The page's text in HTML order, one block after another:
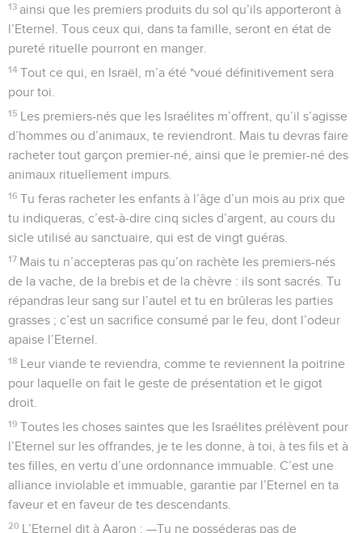
13 ainsi que les premiers produits du sol qu’ils apporteront à
l’Eternel. Tous ceux qui, dans ta famille, seront en état de
pureté rituelle pourront en manger.
14 Tout ce qui, en Israël, m’a été *voué définitivement sera
pour toi.
15 Les premiers-nés que les Israélites m’offrent, qu’il s’agisse
d’hommes ou d’animaux, te reviendront. Mais tu devras faire
racheter tout garçon premier-né, ainsi que le premier-né des
animaux rituellement impurs.
16 Tu feras racheter les enfants à l’âge d’un mois au prix que
tu indiqueras, c’est-à-dire cinq sicles d’argent, au cours du
sicle utilisé au sanctuaire, qui est de vingt guéras.
17 Mais tu n’accepteras pas qu’on rachète les premiers-nés
de la vache, de la brebis et de la chèvre : ils sont sacrés. Tu
répandras leur sang sur l’autel et tu en brûleras les parties
grasses ; c’est un sacrifice consumé par le feu, dont l’odeur
apaise l’Eternel.
18 Leur viande te reviendra, comme te reviennent la poitrine
pour laquelle on fait le geste de présentation et le gigot
droit.
19 Toutes les choses saintes que les Israélites prélèvent pour
l’Eternel sur les offrandes, je te les donne, à toi, à tes fils et à
tes filles, en vertu d’une ordonnance immuable. C’est une
alliance inviolable et immuable, garantie par l’Eternel en ta
faveur et en faveur de tes descendants.
20 L’Eternel dit à Aaron : —Tu ne posséderas pas de